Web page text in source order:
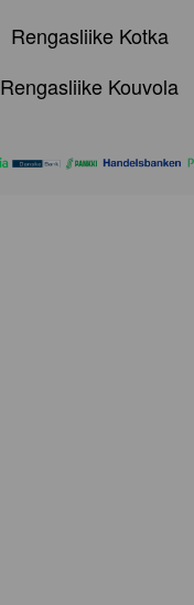
Rengasliike Kotka
Rengasliike Kouvola